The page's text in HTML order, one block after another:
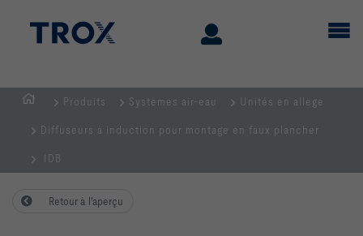
d'accueil
Produits Systèmes air-eau Unités en allège
Diffuseurs à induction pour montage en faux plancher
IDB
Retour à l'aperçu